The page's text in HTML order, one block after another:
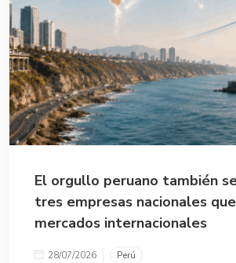
El orgullo peruano también
tres empresas nacionales
mercados internacionales
28/07/2026 Perú